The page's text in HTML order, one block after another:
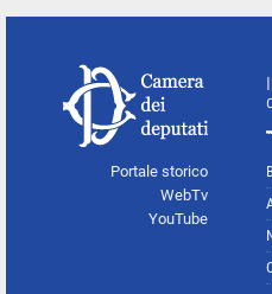
Portale storico
WebTv
YouTube